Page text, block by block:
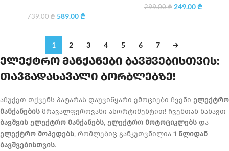
739.00₾ 589.00₾
299.00₾ 249.00₾
1 2 3 4 5 6 7 →
ელექტრო მანქანები ბავშვებისთვის:
თავგადასავალი ბორბლებზე!
აჩუქეთ თქვენს პატარას დაუვიწყარი ემოციები ჩვენი ელექტრო
მანქანების მრავალფეროვანი ასორტიმენტით! ჩვენთან ნახავთ
ბავშვის ელექტრო მანქანებს, ელექტრო მოტოციკლებს და
ელექტრო მოპედებს, რომლებიც განკუთვნილია 1 წლიდან
ბავშვებისთვის.